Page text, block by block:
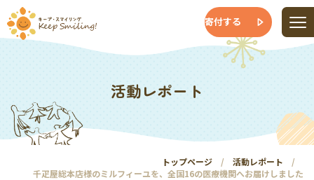
寄付する
活動レポート
トップページ
活動レポート
千疋屋総本店様のミルフィーユを、全国16の医療機関へお届けしました